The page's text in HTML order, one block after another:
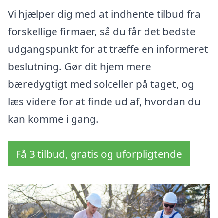
Vi hjælper dig med at indhente tilbud fra
forskellige firmaer, så du får det bedste
udgangspunkt for at træffe en informeret
beslutning. Gør dit hjem mere
bæredygtigt med solceller på taget, og
læs videre for at finde ud af, hvordan du
kan komme i gang.
Få 3 tilbud, gratis og uforpligtende